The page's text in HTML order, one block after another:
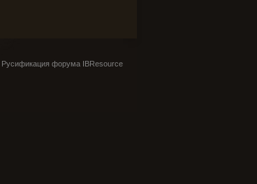
Русификация форума IBResource